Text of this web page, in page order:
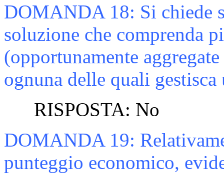
DOMANDA18: Si chiede
soluzione che comprenda
(opportunamente
ognuna delle quali
RISPOSTA: No
DOMANDA19:
punteggio economico,